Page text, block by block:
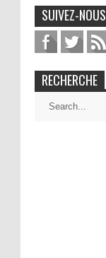
SUIVEZ-NOUS
RECHERCHE